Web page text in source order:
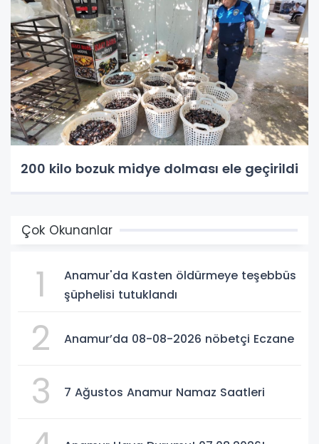
200 kilo bozuk midye dolması ele geçirildi
Çok Okunanlar
1
Anamur'da Kasten öldürmeye teşebbüs
şüphelisi tutuklandı
2 Anamur’da 08-08-2026 nöbetçi Eczane
3 7 Ağustos Anamur Namaz Saatleri